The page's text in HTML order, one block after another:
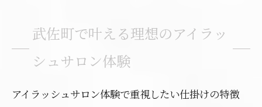
アイラッシュサロンの仕掛けがもたらす目元の
変化
マツパ近江八幡とアイラッシュサロンの魅力比
仕掛けに注目したアイラッシュサロン選び徹底解説
武佐町で叶える理想のアイラッ
シュサロン体験
アイラッシュサロン体験で重視したい仕掛けの特徴